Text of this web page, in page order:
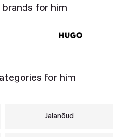
for him
for him
Jalanõud